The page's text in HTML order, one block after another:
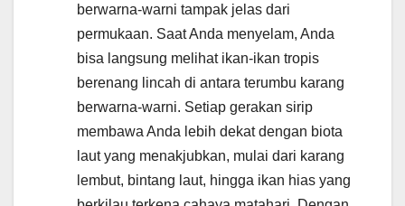
berwarna-warni tampak jelas dari
permukaan. Saat Anda menyelam, Anda
bisa langsung melihat ikan-ikan tropis
berenang lincah di antara terumbu karang
berwarna-warni. Setiap gerakan sirip
membawa Anda lebih dekat dengan biota
laut yang menakjubkan, mulai dari karang
lembut, bintang laut, hingga ikan hias yang